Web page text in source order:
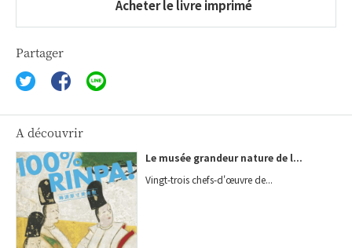
Acheter le livre imprimé
Partager
A découvrir
Le musée grandeur nature de l...
Vingt-trois chefs-d'œuvre de...